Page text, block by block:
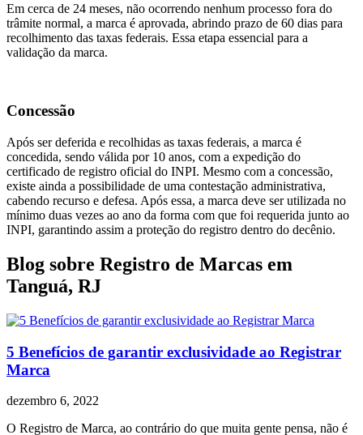
Em cerca de 24 meses, não ocorrendo nenhum processo fora do
trâmite normal, a marca é aprovada, abrindo prazo de 60 dias para
recolhimento das taxas federais. Essa etapa essencial para a
validação da marca.
Concessão
Após ser deferida e recolhidas as taxas federais, a marca é
concedida, sendo válida por 10 anos, com a expedição do
certificado de registro oficial do INPI. Mesmo com a concessão,
existe ainda a possibilidade de uma contestação administrativa,
cabendo recurso e defesa. Após essa, a marca deve ser utilizada no
mínimo duas vezes ao ano da forma com que foi requerida junto ao
INPI, garantindo assim a proteção do registro dentro do decênio.
Blog sobre Registro de Marcas em
Tanguá, RJ
5 Benefícios de garantir exclusividade ao Registrar
Marca
dezembro 6, 2022
O Registro de Marca, ao contrário do que muita gente pensa, não é